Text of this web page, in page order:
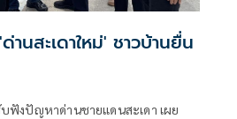
นสะเดาใหม่' ชาวบ้านยื่น
ฟังปัญหาด่านชายแดนสะเดา เผย